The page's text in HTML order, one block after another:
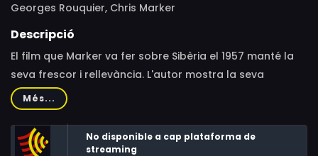
Georges Rouquier, Chris Marker
Descripció
El film que Marker va fer sobre Sibèria el 1957 manté la
seva frescor i rellevància. L'autor mostra la seva
sorpresa per la diversitat d’aquesta regió —gairebé
prehistòrica i postrevolucionària alhora— combinant
animació fantàstica i tractament documental.
Més...
No disponible a cap plataforma de
streaming